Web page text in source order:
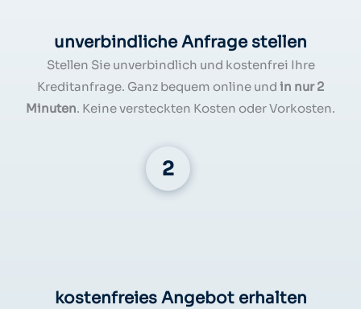
unverbindliche Anfrage stellen
Stellen Sie unverbindlich und kostenfrei Ihre
Kreditanfrage. Ganz bequem online und in nur 2
Minuten. Keine versteckten Kosten oder Vorkosten.
kostenfreies Angebot erhalten